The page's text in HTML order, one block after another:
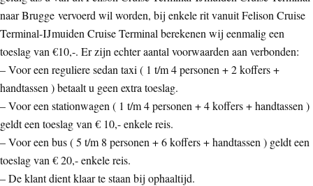
naar Brugge vervoerd wil worden, bij enkele rit vanuit Felison Cruise
Terminal-IJmuiden Cruise Terminal berekenen wij eenmalig een
toeslag van €10,-. Er zijn echter aantal voorwaarden aan verbonden:
– Voor een reguliere sedan taxi ( 1 t/m 4 personen + 2 koffers +
handtassen ) betaalt u geen extra toeslag.
– Voor een stationwagen ( 1 t/m 4 personen + 4 koffers + handtassen )
geldt een toeslag van € 10,- enkele reis.
– Voor een bus ( 5 t/m 8 personen + 6 koffers + handtassen ) geldt een
toeslag van € 20,- enkele reis.
– De klant dient klaar te staan bij ophaaltijd.